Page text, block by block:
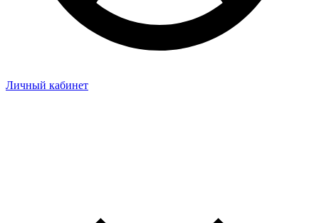
Личный кабинет